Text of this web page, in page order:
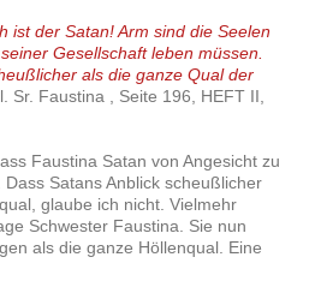
ist der Satan! Arm sind die Seelen
Gesellschaft leben müssen.
als die ganze Qual der
Sr. Faustina , Seite 196, HEFT II,
Faustina Satan von Angesicht zu
Satans Anblick scheußlicher
glaube ich nicht. Vielmehr
Schwester Faustina. Sie nun
als die ganze Höllenqual. Eine